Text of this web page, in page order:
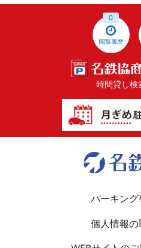
閲覧履歴
0
時間貸し検
パーキング
個人情報の